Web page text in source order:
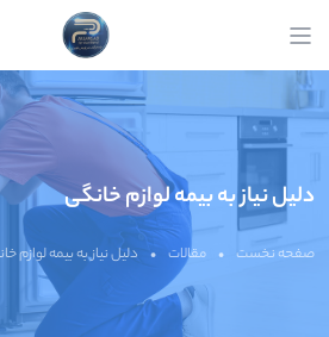
دلیل نیاز به بیمه لوازم خانگی
صفحه نخست • مقالات • دلیل نیاز به بیمه لوازم